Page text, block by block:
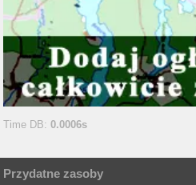
Time DB:0.0006s
Przydatne zasoby